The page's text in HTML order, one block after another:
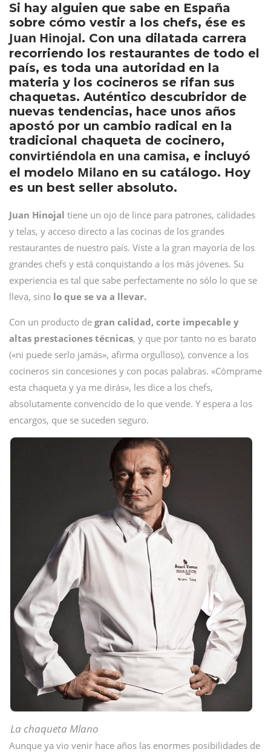
Si hay alguien que sabe en España
sobre cómo vestir a los chefs, ése es
Juan Hinojal. Con una dilatada carrera
recorriendo los restaurantes de todo el
país, es toda una autoridad en la
materia y los cocineros se rifan sus
chaquetas. Auténtico descubridor de
nuevas tendencias, hace unos años
apostó por un cambio radical en la
tradicional chaqueta de cocinero,
convirtiéndola en una camisa, e incluyó
el modelo Milano en su catálogo. Hoy
es un best seller absoluto.
Juan Hinojal tiene un ojo de lince para patrones, calidades
y telas, y acceso directo a las cocinas de los grandes
restaurantes de nuestro país. Viste a la gran mayoría de los
grandes chefs y está conquistando a los más jóvenes. Su
experiencia es tal que sabe perfectamente no sólo lo que se
lleva, sino lo que se va a llevar.
Con un producto de gran calidad, corte impecable y
altas prestaciones técnicas, y que por tanto no es barato
(«ni puede serlo jamás», afirma orgulloso), convence a los
cocineros sin concesiones y con pocas palabras. «Cómprame
esta chaqueta y ya me dirás», les dice a los chefs,
absolutamente convencido de lo que vende. Y espera a los
encargos, que se suceden seguro.
La chaqueta Mlano
Aunque ya vio venir hace años las enormes posibilidades de